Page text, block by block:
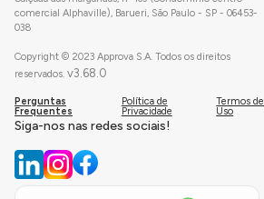
comercial Alphaville), Barueri, São Paulo - SP - 06453-
038
Copyright © 2023 Approva S.A. Todos os direitos
reservados. v3.68.0
Perguntas
Frequentes
Política de
Privacidade
Termos de
Uso
Siga-nos nas redes sociais!